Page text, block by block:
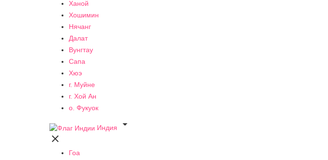
Ханой
Хошимин
Нячанг
Далат
Вунгтау
Сапа
Хюэ
г. Муйне
г. Хой Ан
о. Фукуок
Индия


Гоа